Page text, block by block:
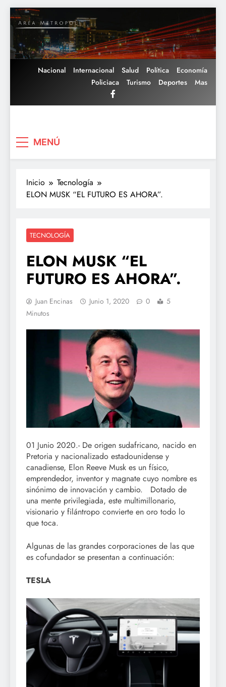
Saltar
al
contenido
Nacional Internacional Salud Política
Economía
Policiaca
Turismo Deportes Mas
MENÚ
Inicio
Tecnología
ELON MUSK “EL FUTURO ES AHORA”.
TECNOLOGÍA
ELON MUSK “EL
FUTURO ES AHORA”.
Juan Encinas Junio 1, 2020 0
5
Minutos
01 Junio 2020.- De origen sudafricano, nacido en
Pretoria y nacionalizado estadounidense y
canadiense, Elon Reeve Musk es un físico,
emprendedor, inventor y magnate cuyo nombre es
sinónimo de innovación y cambio. Dotado de
una mente privilegiada, este multimillonario,
visionario y filántropo convierte en oro todo lo
que toca.
Algunas de las grandes corporaciones de las que
es cofundador se presentan a continuación:
TESLA